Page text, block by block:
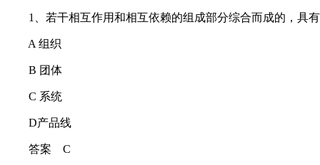
1、若干相互作用和相互依赖的组成部分综合而成的，具有
A 组织
B 团体
C 系统
D产品线
答案 C